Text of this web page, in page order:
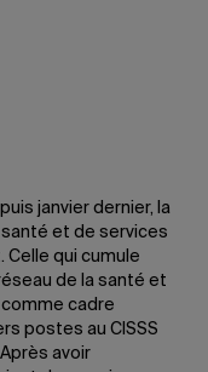
janvier dernier, la
et de services
Celle qui cumule
de la santé et
comme cadre
postes au CISSS
avoir